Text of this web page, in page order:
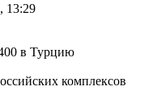
13:29
комплексов